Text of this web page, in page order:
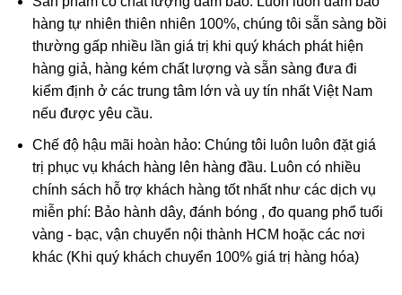
Ngày nay, Phật Di Lặc được tạo hình nhiều kiểu khác nhau
chứ không có 1 kiểu nhất định:
Phật Di Lặc nô đùa cùng bọn trẻ
Phật Di Lặc kéo túi tiền
hàng tự nhiên thiên nhiên 100%, chúng tôi sẵn sàng bồi
thường gấp nhiều lần giá trị khi quý khách phát hiện
hàng giả, hàng kém chất lượng và sẵn sàng đưa đi
kiểm định ở các trung tâm lớn và uy tín nhất Việt Nam
nếu được yêu cầu.
Chế độ hậu mãi hoàn hảo: Chúng tôi luôn luôn đặt giá
trị phục vụ khách hàng lên hàng đầu. Luôn có nhiều
chính sách hỗ trợ khách hàng tốt nhất như các dịch vụ
miễn phí: Bảo hành dây, đánh bóng , đo quang phổ tuổi
vàng - bạc, vận chuyển nội thành HCM hoặc các nơi
khác (Khi quý khách chuyển 100% giá trị hàng hóa)